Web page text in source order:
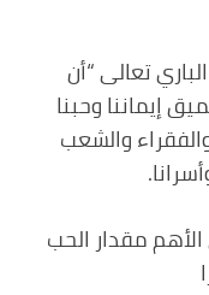
تعالى “أن
إيماننا وحبنا
والشعب
مقدار الحب